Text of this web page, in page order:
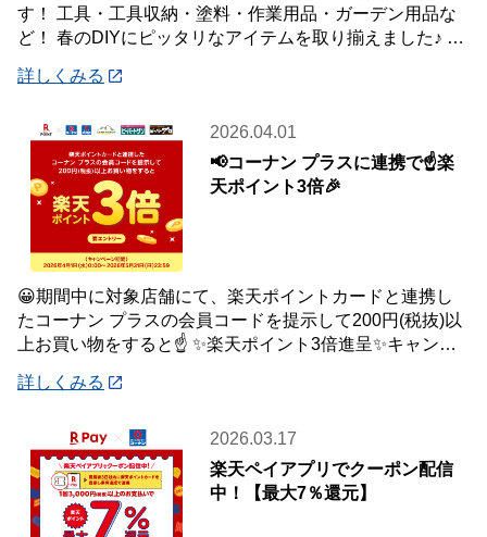
す！ 工具・工具収納・塗料・作業用品・ガーデン用品な
ど！ 春のDIYにピッタリなアイテムを取り揃えました♪ 商
詳しくみる
2026.04.01
📢コーナン プラスに連携で☝️楽
天ポイント3倍🎉
😀期間中に対象店舗にて、楽天ポイントカードと連携し
たコーナン プラスの会員コードを提示して200円(税抜)以
上お買い物をすると☝️ ✨楽天ポイント3倍進呈✨キャンペ
詳しくみる
2026.03.17
楽天ペイアプリでクーポン配信
中！【最大7％還元】